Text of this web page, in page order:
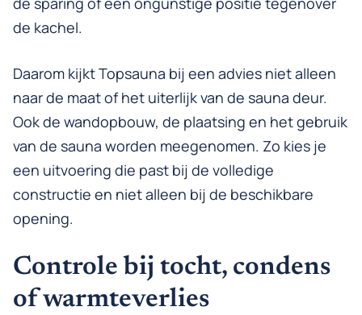
de kachel.
Daarom kijkt Topsauna bij een advies niet alleen
naar de maat of het uiterlijk van de sauna deur.
Ook de wandopbouw, de plaatsing en het gebruik
van de sauna worden meegenomen. Zo kies je
een uitvoering die past bij de volledige
constructie en niet alleen bij de beschikbare
opening.
Controle bij tocht, condens
of warmteverlies